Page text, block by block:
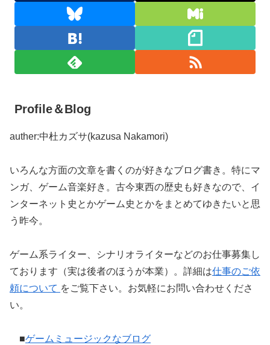
Profile＆Blog
auther:中杜カズサ(kazusa Nakamori)
いろんな方面の文章を書くのが好きなブログ書き。特にマ
ンガ、ゲーム音楽好き。古今東西の歴史も好きなので、イ
ンターネット史とかゲーム史とかをまとめてゆきたいと思
う昨今。
ゲーム系ライター、シナリオライターなどのお仕事募集し
ております（実は後者のほうが本業）。詳細は仕事のご依
頼について をご覧下さい。お気軽にお問い合わせくださ
い。
■ゲームミュージックなブログ